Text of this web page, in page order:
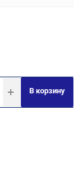
В корзину